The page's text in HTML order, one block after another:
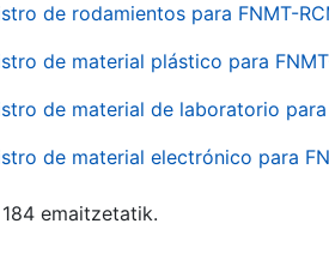
de rodamientos para FNMT-
de material plástico para
de material de laboratorio para
de material electrónico para
emaitzetatik.